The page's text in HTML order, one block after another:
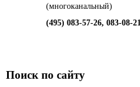
(многоканальный)
(495) 083-57-26, 083-08-21
Поиск по сайту